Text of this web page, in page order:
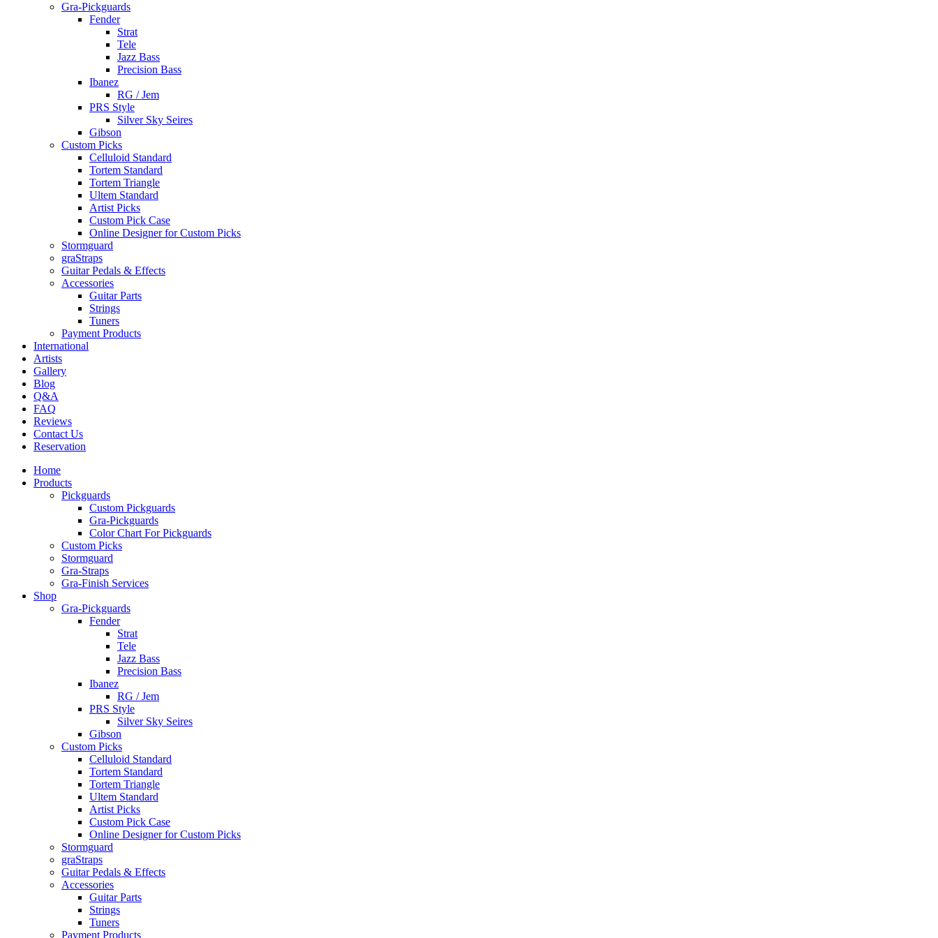
Gra-Pickguards
Fender
Strat
Tele
Jazz Bass
Precision Bass
Ibanez
RG / Jem
PRS Style
Silver Sky Seires
Gibson
Custom Picks
Celluloid Standard
Tortem Standard
Tortem Triangle
Ultem Standard
Artist Picks
Custom Pick Case
Online Designer for Custom Picks
Stormguard
graStraps
Guitar Pedals & Effects
Accessories
Guitar Parts
Strings
Tuners
Payment Products
International
Artists
Gallery
Blog
Q&A
FAQ
Reviews
Contact Us
Reservation
Home
Products
Pickguards
Custom Pickguards
Gra-Pickguards
Color Chart For Pickguards
Custom Picks
Stormguard
Gra-Straps
Gra-Finish Services
Shop
Gra-Pickguards
Fender
Strat
Tele
Jazz Bass
Precision Bass
Ibanez
RG / Jem
PRS Style
Silver Sky Seires
Gibson
Custom Picks
Celluloid Standard
Tortem Standard
Tortem Triangle
Ultem Standard
Artist Picks
Custom Pick Case
Online Designer for Custom Picks
Stormguard
graStraps
Guitar Pedals & Effects
Accessories
Guitar Parts
Strings
Tuners
Payment Products